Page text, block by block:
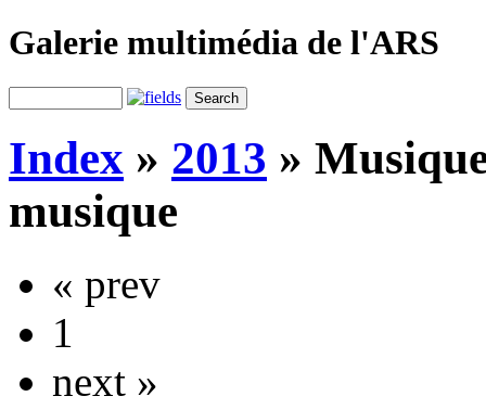
Galerie multimédia de l'ARS
Index » 2013 »
musique
« prev
1
next »